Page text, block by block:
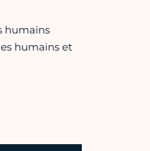
humains
humains et